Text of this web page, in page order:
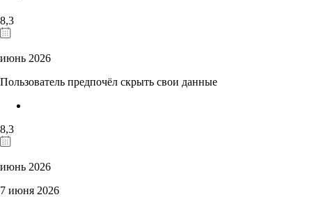
8,3
июнь 2026
Пользователь предпочёл скрыть свои данные
8,3
июнь 2026
7 июня 2026